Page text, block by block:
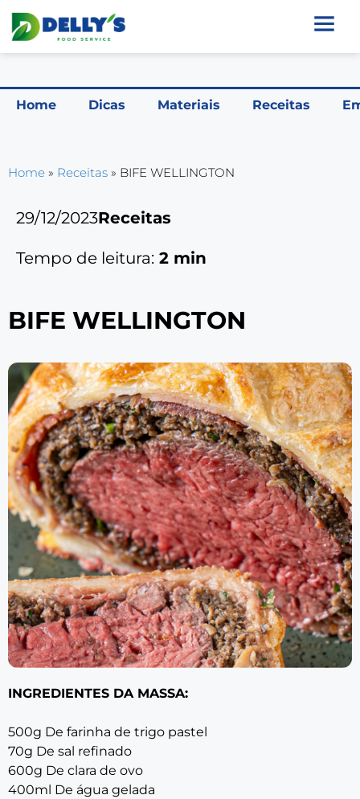
Home Dicas Materiais Receitas
Home » Receitas » BIFE WELLINGTON
29/12/2023Receitas
Tempo de leitura: 2 min
BIFE WELLINGTON
INGREDIENTES DA MASSA:
500g De farinha de trigo pastel
70g De sal refinado
600g De clara de ovo
400ml De água gelada